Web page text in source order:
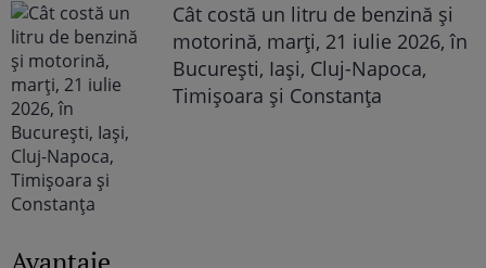
Cât costă un litru de benzină și
motorină, marți, 21 iulie 2026, în
București, Iași, Cluj-Napoca,
Timișoara și Constanța